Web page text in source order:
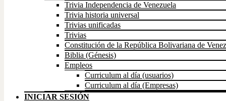
Trivia Independencia de Venezuela
Trivia historia universal
Trivias unificadas
Trivias
Constitución de la República Bolivariana de
Biblia (Génesis)
Empleos
Curriculum al día (usuarios)
Curriculum al día (Empresas)
INICIAR SESIÓN